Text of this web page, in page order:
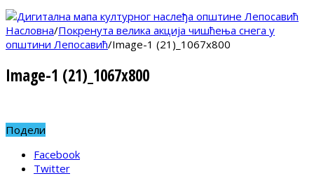
Насловна/Покренута велика акција чишћења снега у
општини Лепосавић/Image-1 (21)_1067x800
Image-1 (21)_1067x800
Подели
Facebook
Twitter